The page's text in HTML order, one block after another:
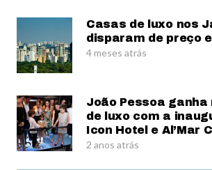
Casas de luxo nos
disparam de preço
4 meses atrás
João Pessoa ganha
de luxo com a
Icon Hotel e Al’Mar
2 anos atrás